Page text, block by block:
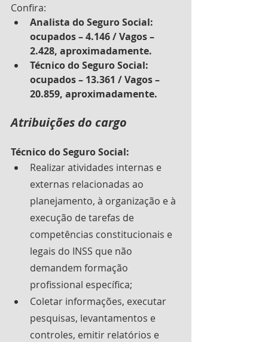
Confira:
Analista do Seguro Social:
ocupados – 4.146 / Vagos –
2.428, aproximadamente.
Técnico do Seguro Social:
ocupados – 13.361 / Vagos –
20.859, aproximadamente.
Atribuições do cargo
Técnico do Seguro Social:
Realizar atividades internas e
externas relacionadas ao
planejamento, à organização e à
execução de tarefas de
competências constitucionais e
legais do INSS que não
demandem formação
profissional específica;
Coletar informações, executar
pesquisas, levantamentos e
controles, emitir relatórios e